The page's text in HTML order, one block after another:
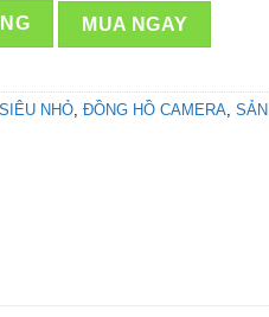
hình, ghi âm số lượng
MUA NGAY
NHỎ ĐỒNG HỒ CAMERA SẢN